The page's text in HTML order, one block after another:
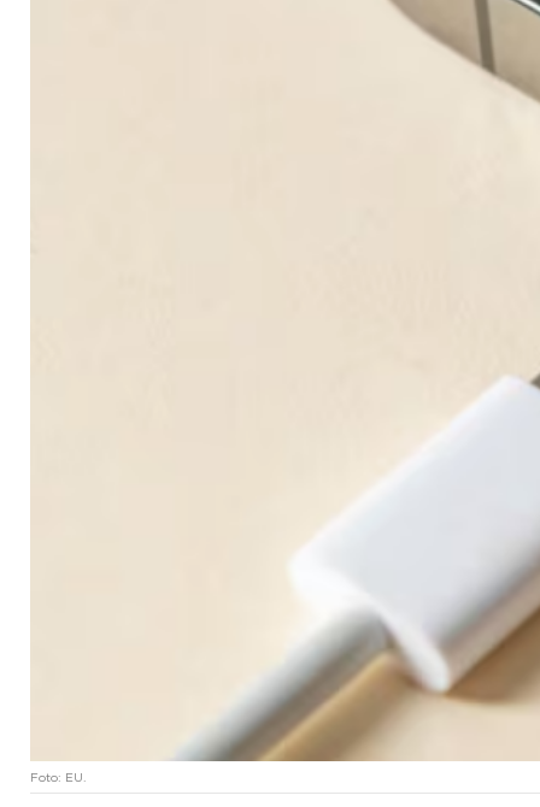
Foto: EU.